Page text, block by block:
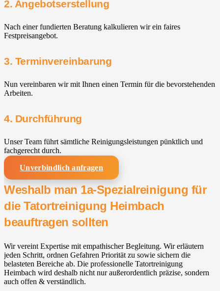
2. Angebotserstellung
Nach einer fundierten Beratung kalkulieren wir ein faires
Festpreisangebot.
3. Terminvereinbarung
Nun vereinbaren wir mit Ihnen einen Termin für die bevorstehenden
Arbeiten.
4. Durchführung
Unser Team führt sämtliche Reinigungsleistungen pünktlich und
fachgerecht durch.
Unverbindlich anfragen
Weshalb man 1a-Spezialreinigung für
die Tatortreinigung Heimbach
beauftragen sollten
Wir vereint Expertise mit empathischer Begleitung. Wir erläutern
jeden Schritt, ordnen Gefahren Priorität zu sowie sichern die
belasteten Bereiche ab. Die professionelle Tatortreinigung
Heimbach wird deshalb nicht nur außerordentlich präzise, sondern
auch offen & verständlich.